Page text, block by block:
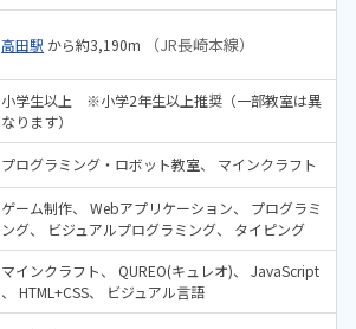
高田駅 から約3,190m （JR長崎本線）
小学生以上 ※小学2年生以上推奨（一部教室は異
なります）
プログラミング・ロボット教室 マインクラフト
ゲーム制作 Webアプリケーション
プログラミ
ング
ビジュアルプログラミング タイピング
マインクラフト QUREO(キュレオ)
JavaScript
HTML+CSS
ビジュアル言語